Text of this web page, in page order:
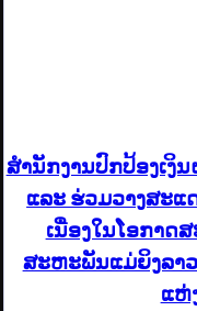
ສຳນັກງານປົກປ້ອງເງິ
ແລະ ຮ່ວມວາງສະ
ເນື່ອງໃນໂອກາດ
ສະຫະພັນແມ່ຍິງລາ
ແຫ່